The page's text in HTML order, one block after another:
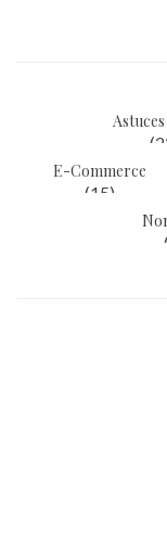
E-Commerce
(15)